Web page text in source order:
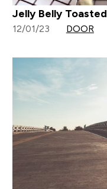
Jelly Belly
12/01/23 DOOR